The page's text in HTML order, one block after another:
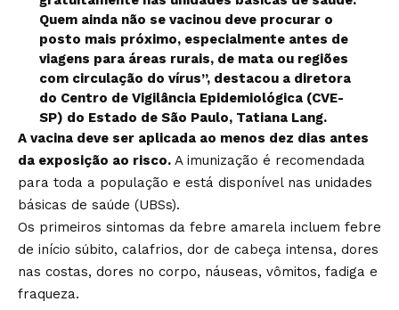
Quem ainda não se vacinou deve procurar o
posto mais próximo, especialmente antes de
viagens para áreas rurais, de mata ou regiões
com circulação do vírus”, destacou a diretora
do Centro de Vigilância Epidemiológica (CVE-
SP) do Estado de São Paulo, Tatiana Lang.
A vacina deve ser aplicada ao menos dez dias antes
da exposição ao risco. A imunização é recomendada
para toda a população e está disponível nas unidades
básicas de saúde (UBSs).
Os primeiros sintomas da febre amarela incluem febre
de início súbito, calafrios, dor de cabeça intensa, dores
nas costas, dores no corpo, náuseas, vômitos, fadiga e
fraqueza.